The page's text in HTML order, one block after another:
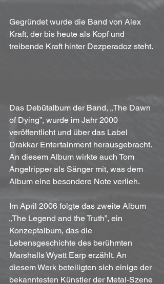
Gegründet wurde die Band von Alex
Kraft, der bis heute als Kopf und
treibende Kraft hinter Dezperadoz steht.
Das Debütalbum der Band, „The Dawn
of Dying”, wurde im Jahr 2000
veröffentlicht und über das Label
Drakkar Entertainment herausgebracht.
An diesem Album wirkte auch Tom
Angelripper als Sänger mit, was dem
Album eine besondere Note verlieh.
Im April 2006 folgte das zweite Album
„The Legend and the Truth”, ein
Konzeptalbum, das die
Lebensgeschichte des berühmten
Marshalls Wyatt Earp erzählt. An
diesem Werk beteiligten sich einige der
bekanntesten Künstler der Metal-Szene